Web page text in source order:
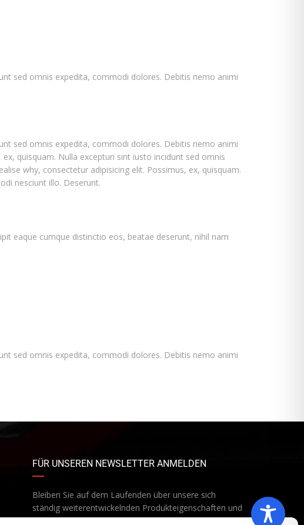
sed omnis expedita, commodi dolores. Debitis nemo animi
sed omnis expedita, commodi dolores. Debitis nemo animi
quisquam. Nulla excepturi sint iusto incidunt sed omnis
why, consectetur adipisicing elit. Possimus, ex, quisquam.
nesciunt illo. Deserunt.
eaque cumque distinctio eos, beatae deserunt, nihil nam
sed omnis expedita, commodi dolores. Debitis nemo animi
FÜR UNSEREN NEWSLETTER ANMELDEN
Bleiben Sie auf dem Laufenden über unsere sich
ständig weiterentwickelnden Produkteigenschaften und
Technologien. Geben Sie Ihre E-Mail-Adresse ein und